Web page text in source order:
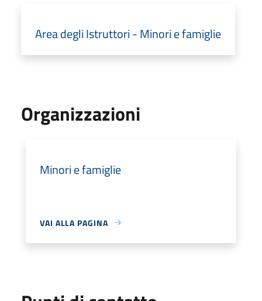
Area degli Istruttori - Minori e famiglie
Organizzazioni
Minori e famiglie
VAI ALLA PAGINA